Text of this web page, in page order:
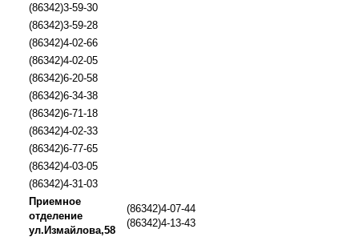
(86342)3-59-30
(86342)3-59-28
(86342)4-02-66
(86342)4-02-05
(86342)6-20-58
(86342)6-34-38
(86342)6-71-18
(86342)4-02-33
(86342)6-77-65
(86342)4-03-05
(86342)4-31-03
Приемное
отделение
ул.Измайлова,58
(86342)4-07-44
(86342)4-13-43